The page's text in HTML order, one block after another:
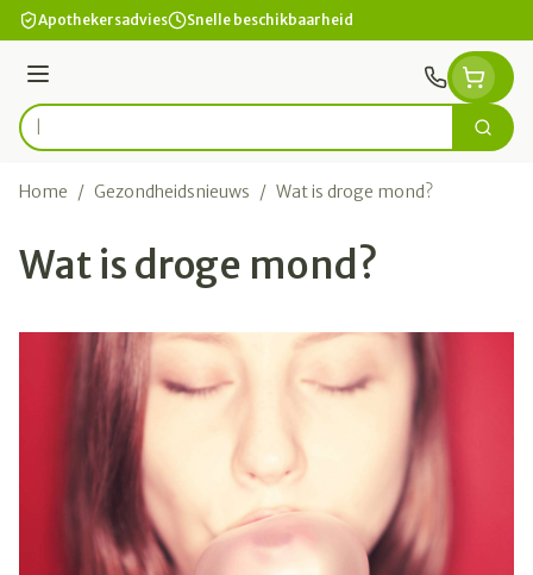
Ga naar de inhoud
Apothekersadvies Snelle beschikbaarheid
Menu
Product, merk, categorie... Zoek
Home / Gezondheidsnieuws / Wat is droge mond?
Wat is droge mond?